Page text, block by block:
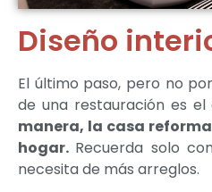
Diseño
El último paso, pero no
de una restauración es el
manera, la casa
hogar. Recuerda solo
necesita de más arreglos.